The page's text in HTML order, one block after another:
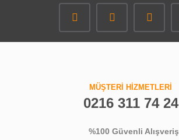
MÜŞTERİ HİZMETLERİ
0216 311 74 24
%100 Güvenli Alışveriş